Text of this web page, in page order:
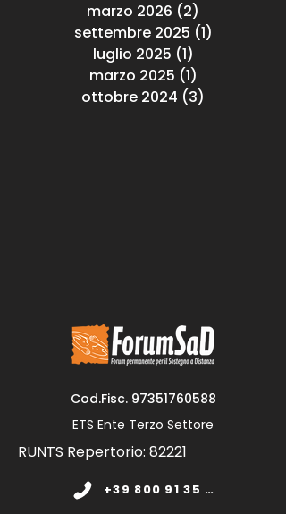
marzo 2026 (2)
settembre 2025 (1)
luglio 2025 (1)
marzo 2025 (1)
ottobre 2024 (3)
Cod.Fisc. 97351760588
ETS Ente Terzo Settore
RUNTS Repertorio: 82221
+39 800 91 35 11